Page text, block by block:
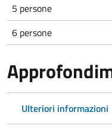
5 persone
6 persone
Ulteriori informazioni